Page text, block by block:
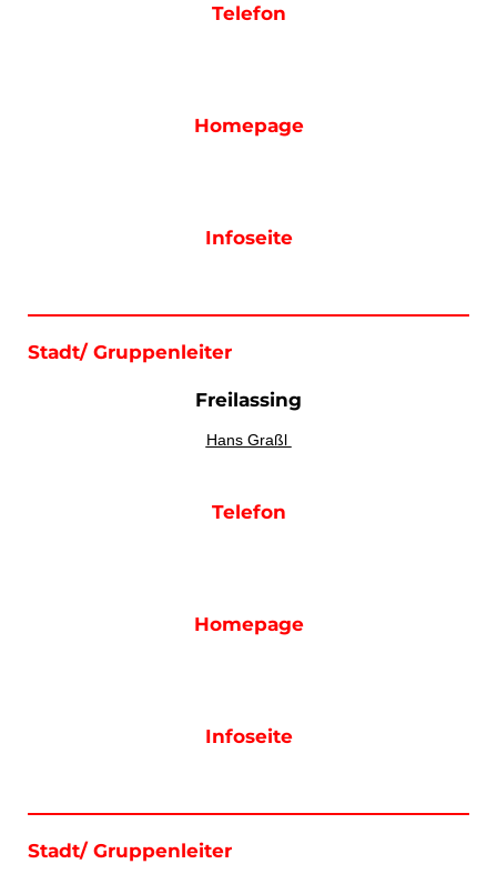
Telefon
Homepage
Infoseite
Stadt/ Gruppenleiter
Freilassing
Hans Graßl
Telefon
Homepage
Infoseite
Stadt/ Gruppenleiter